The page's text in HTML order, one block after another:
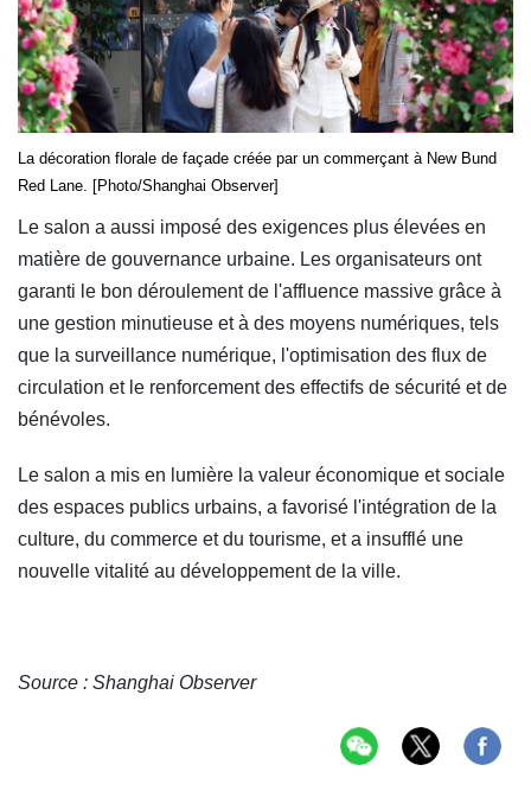
La décoration florale de façade créée par un commerçant à New Bund
Red Lane. [Photo/Shanghai Observer]
Le salon a aussi imposé des exigences plus élevées en
matière de gouvernance urbaine. Les organisateurs ont
garanti le bon déroulement de l'affluence massive grâce à
une gestion minutieuse et à des moyens numériques, tels
que la surveillance numérique, l'optimisation des flux de
circulation et le renforcement des effectifs de sécurité et de
bénévoles.
Le salon a mis en lumière la valeur économique et sociale
des espaces publics urbains, a favorisé l'intégration de la
culture, du commerce et du tourisme, et a insufflé une
nouvelle vitalité au développement de la ville.
Source : Shanghai Observer